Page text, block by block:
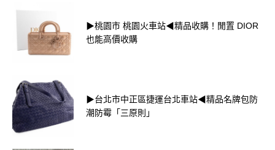
▶桃園市 桃園火車站◀精品收購！閒置 DIOR
也能高價收購
▶台北市中正區捷運台北車站◀精品名牌包防
潮防霉「三原則」